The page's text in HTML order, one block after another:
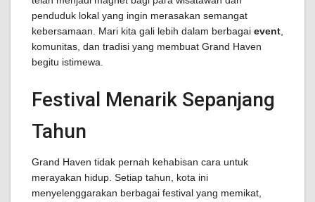
penduduk lokal yang ingin merasakan semangat
kebersamaan. Mari kita gali lebih dalam berbagai event
komunitas, dan tradisi yang membuat Grand Haven
begitu istimewa.
Festival Menarik Sepanjang
Tahun
Grand Haven tidak pernah kehabisan cara untuk
merayakan hidup. Setiap tahun, kota ini
menyelenggarakan berbagai festival yang memikat,